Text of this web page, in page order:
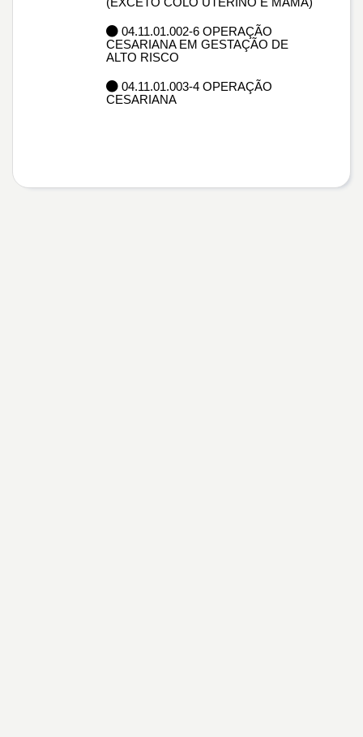
04.11.01.002-6 OPERAÇÃO
CESARIANA EM GESTAÇÃO DE
ALTO RISCO
04.11.01.003-4 OPERAÇÃO
CESARIANA